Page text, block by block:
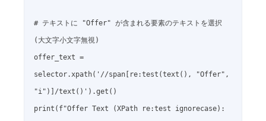
# テキストに "Offer" が含まれる要素のテキストを選択
(大文字小文字無視)
offer_text =
selector.xpath('//span[re:test(text(), "Offer",
"i")]/text()').get()
print(f"Offer Text (XPath re:test ignorecase):